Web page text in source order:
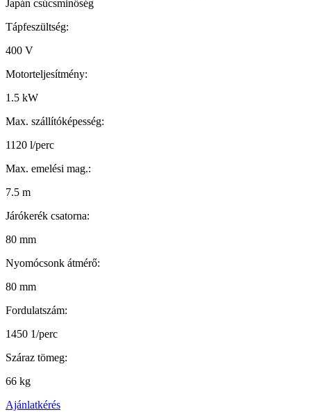
Japán csúcsminőség
Tápfeszültség:
400 V
Motorteljesítmény:
1.5 kW
Max. szállítóképesség:
1120 l/perc
Max. emelési mag.:
7.5 m
Járókerék csatorna:
80 mm
Nyomócsonk átmérő:
80 mm
Fordulatszám:
1450 1/perc
Száraz tömeg:
66 kg
Ajánlatkérés